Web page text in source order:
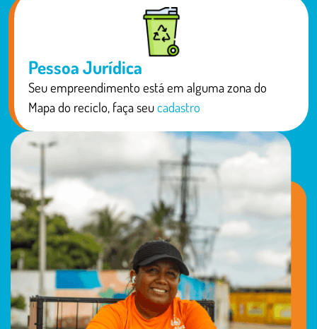
Pessoa Jurídica
Seu empreendimento está em alguma zona do
Mapa do reciclo, faça seucadastro